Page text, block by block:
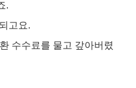
.
고요.
수수료를 물고 갚아버렸